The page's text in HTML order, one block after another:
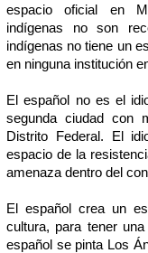
espacio oficial en
indígenas no son
indígenas no tiene un
en ninguna institución
El español no es el
segunda ciudad con
Distrito Federal. El
espacio de la
amenaza dentro del
El español crea un
cultura, para tener
español se pinta Los